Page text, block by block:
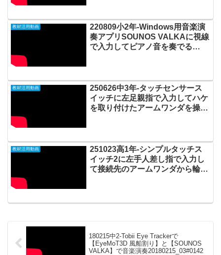
教材活用動画
220809小2年-Windows用音楽演
奏アプリSOUNOS VALKAに視線
で入力してピアノ音を奏でる
教材活用動画
250626中3年-タッチセンサース
イッチに左足親指で入力してハケ
を取り付けたアームワンダを操作
教材活用動画
251023高1年-シンプルタッチス
イッチ2に左手人差し指で入力し
て接続先のアームワンダから輪ゴ
180215中2-Tobii Eye Trackerで
【EyeMoT3D 風船割り】と【SOUNOS
VALKA】で音楽演奏20180215_03#0142